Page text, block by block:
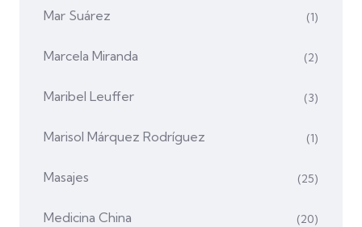
Mar Suárez (1)
Marcela Miranda (2)
Maribel Leuffer (3)
Marisol Márquez Rodríguez (1)
Masajes (25)
Medicina China (20)